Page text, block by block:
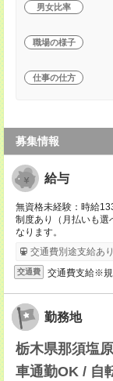
男女比率
職場の様子
仕事の仕方
募集情報
給与
無資格未経験：時給
制度あり（月払いも
なります。
交通費別途支給あり
交通費 交通費支給※
勤務地
栃木県那須塩
車通勤OK / 自